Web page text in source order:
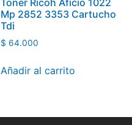
Toner Ricoh Aficio 1022
Mp 2852 3353 Cartucho
Tdi
$ 64.000
Añadir al carrito